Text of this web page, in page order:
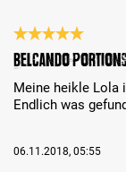
Análise com
Belcando
Meine heikle Lola
Endlich was
06.11.2018, 05:55